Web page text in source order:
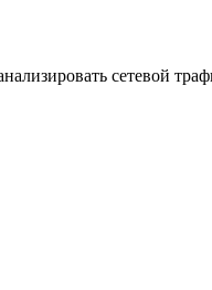
сетевой